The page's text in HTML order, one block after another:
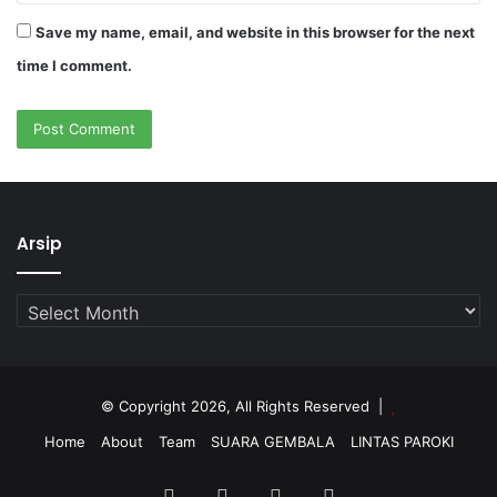
Save my name, email, and website in this browser for the next
time I comment.
Arsip
Arsip
© Copyright 2026, All Rights Reserved |
Home
About Team SUARA GEMBALA LINTAS PAROKI